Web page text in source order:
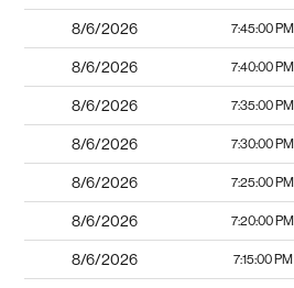
8/6/2026 7:45:00 PM
8/6/2026 7:40:00 PM
8/6/2026 7:35:00 PM
8/6/2026 7:30:00 PM
8/6/2026 7:25:00 PM
8/6/2026 7:20:00 PM
8/6/2026 7:15:00 PM